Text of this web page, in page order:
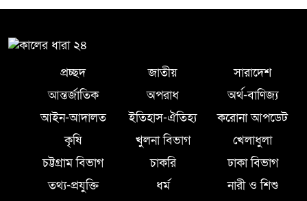
প্রচ্ছদ জাতীয়
সারাদেশ
আন্তর্জাতিক
অপরাধ
অর্থ-বাণিজ্য
আইন-আদালত
ইতিহাস-ঐতিহ্য
করোনা আপডেট
কৃষি
খুলনা বিভাগ
খেলাধুলা
চট্টগ্রাম বিভাগ
চাকরি
ঢাকা বিভাগ
তথ্য-প্রযুক্তি
ধর্ম
নারী ও শিশু